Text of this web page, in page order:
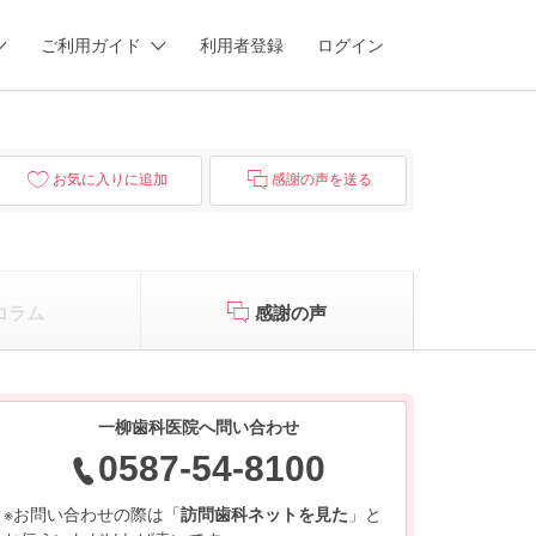
ご利用ガイド 利用者登録 ログイン
お気に入りに追加 感謝の声を送る
ラム 感謝の声
一柳歯科医院へ問い合わせ
0587-54-8100
※お問い合わせの際は「訪問歯科ネットを見た 」と